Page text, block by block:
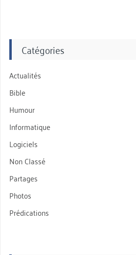
Catégories
Actualités
Bible
Humour
Informatique
Logiciels
Non Classé
Partages
Photos
Prédications